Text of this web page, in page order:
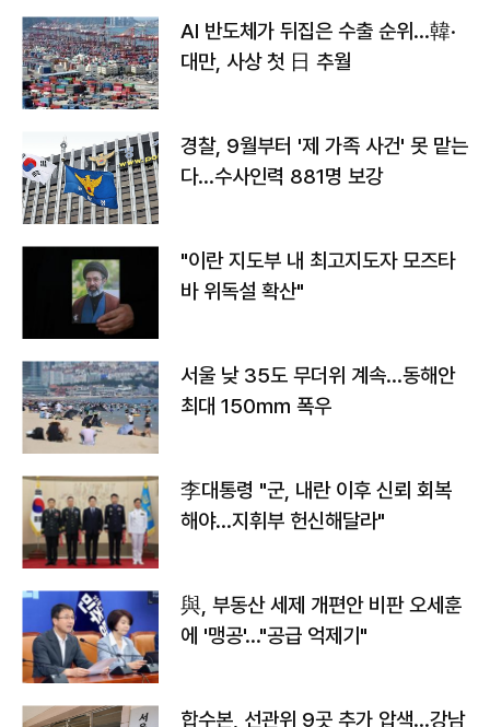
AI 반도체가 뒤집은 수출 순위…韓·
대만, 사상 첫 日 추월
경찰, 9월부터 '제 가족 사건' 못 맡는
다…수사인력 881명 보강
"이란 지도부 내 최고지도자 모즈타
바 위독설 확산"
서울 낮 35도 무더위 계속…동해안
최대 150㎜ 폭우
李대통령 "군, 내란 이후 신뢰 회복
해야…지휘부 헌신해달라"
與, 부동산 세제 개편안 비판 오세훈
에 '맹공'…"공급 억제기"
합수본, 선관위 9곳 추가 압색…강남